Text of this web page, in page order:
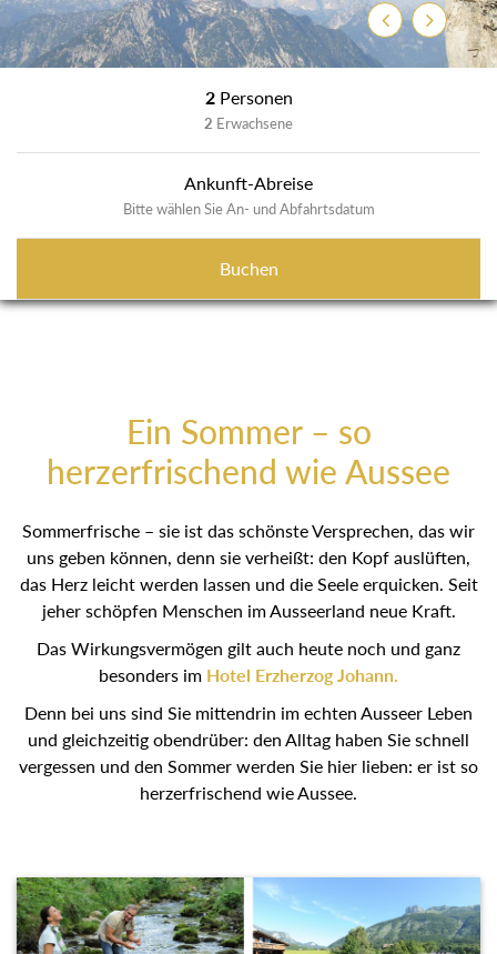
Previous
Next
2 Personen
2 Erwachsene
Ankunft-Abreise
Bitte wählen Sie An- und Abfahrtsdatum
Buchen
Ein Sommer – so
herzerfrischend wie Aussee
Sommerfrische – sie ist das schönste Versprechen, das wir
uns geben können, denn sie verheißt: den Kopf auslüften,
das Herz leicht werden lassen und die Seele erquicken.
Seit jeher schöpfen Menschen im Ausseerland neue Kraft.
Das Wirkungsvermögen gilt auch heute noch und ganz
besonders imHotel Erzherzog Johann.
Denn bei uns sind Sie mittendrin im echten Ausseer Leben
und gleichzeitig obendrüber: den Alltag haben Sie schnell
vergessen und den Sommer werden Sie hier lieben: er ist
so herzerfrischend wie Aussee.